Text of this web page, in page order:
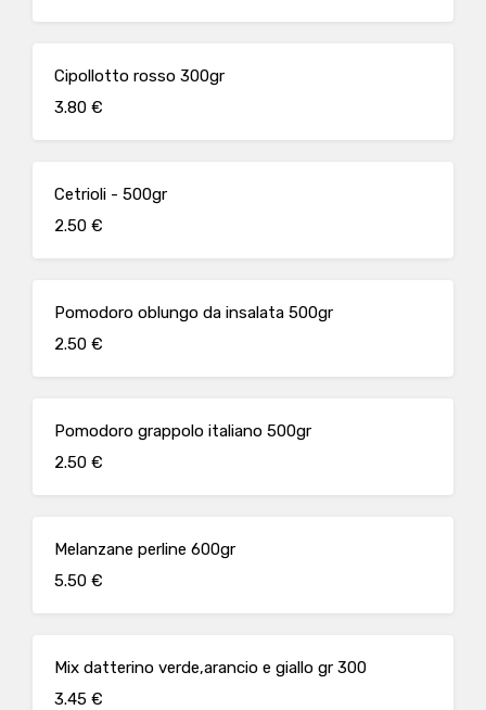
Cipollotto rosso 300gr
3.80 €
Cetrioli - 500gr
2.50 €
Pomodoro oblungo da insalata 500gr
2.50 €
Pomodoro grappolo italiano 500gr
2.50 €
Melanzane perline 600gr
5.50 €
Mix datterino verde,arancio e giallo gr 300
3.45 €